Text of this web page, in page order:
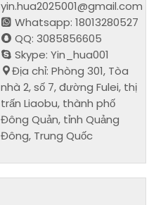
yin.hua2025001@gmail.com
Whatsapp: 18013280527
QQ: 3085856605
Skype: Yin_hua001
Địa chỉ: Phòng 301, Tòa
nhà 2, số 7, đường Fulei, thị
trấn Liaobu, thành phố
Đông Quản, tỉnh Quảng
Đông, Trung Quốc